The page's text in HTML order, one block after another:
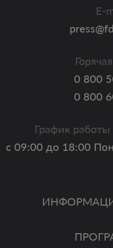
E-
0 800
0 800
График
с 09:00 до 18:00